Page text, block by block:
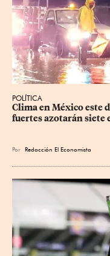
POLÍTICA
Clima en México este
fuertes azotarán siete
Por Redacción El Economista